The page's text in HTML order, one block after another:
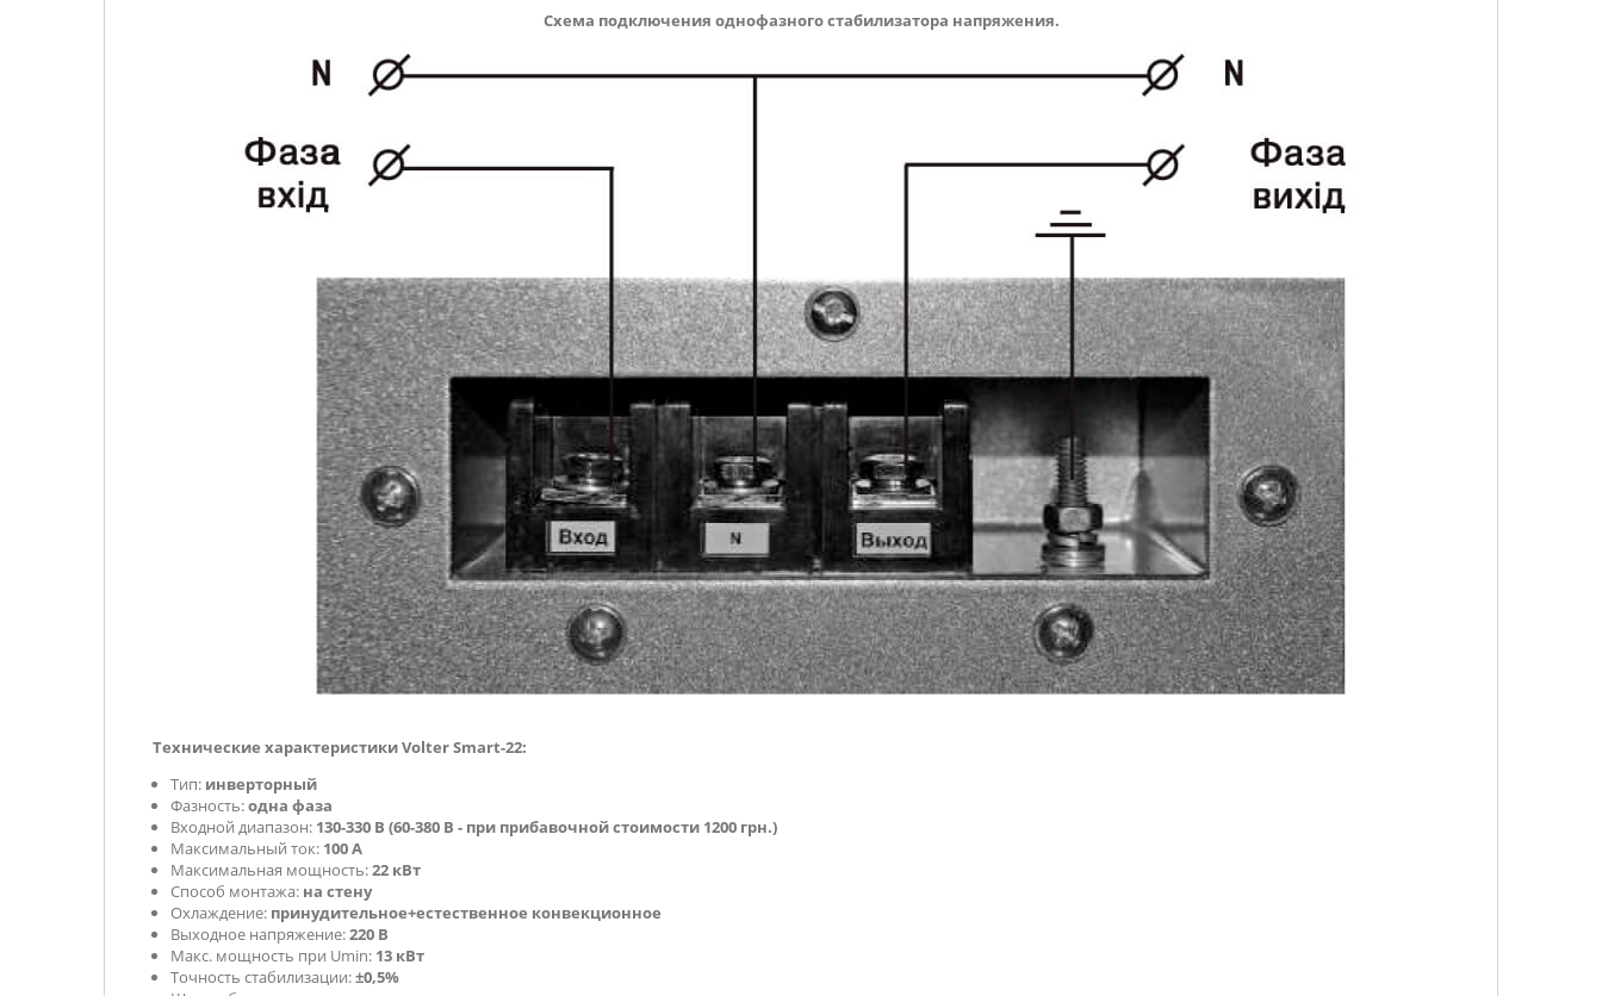
Схема подключения однофазного стабилизатора напряжения.
Технические характеристики Volter Smart-22:
Тип: инверторный
Фазность:одна фаза
Входной диапазон: 130-330 В (60-380 В - при прибавочной стоимости 1200 грн.)
Максимальный ток: 100 А
Максимальная мощность:22 кВт
Способ монтажа: на стену
Охлаждение: принудительное+естественное конвекционное
Выходное напряжение:220 В
Макс. мощность при Umin: 13 кВт
Точность стабилизации:±0,5%